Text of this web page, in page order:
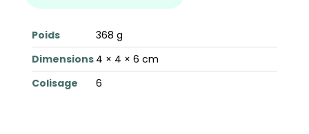
Poids
368 g
Dimensions 4 × 4 × 6 cm
Colisage
6